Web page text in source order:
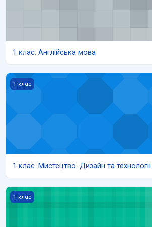
1 клас. Англійська мова
1 клас. Мистецтво. Дизайн та технології
1 клас
1 клас. Мистецтво. Дизайн та технології
1 клас. Я досліджую світ
1 клас